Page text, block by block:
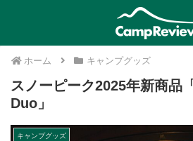
ホーム キャンプグッズ
スノーピーク2025年新商品
Duo」
キャンプグッズ